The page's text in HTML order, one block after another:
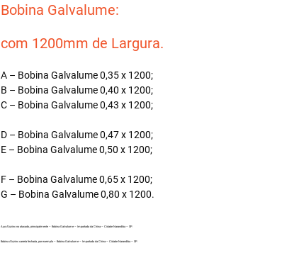
Bobina Galvalume:
com 1200mm de Largura.
A – Bobina Galvalume 0,35 x 1200;
B – Bobina Galvalume 0,40 x 1200;
C – Bobina Galvalume 0,43 x 1200;
D – Bobina Galvalume 0,47 x 1200;
E – Bobina Galvalume 0,50 x 1200;
F – Bobina Galvalume 0,65 x 1200;
G – Bobina Galvalume 0,80 x 1200.
Aço Aluzinc no atacado, principalmente – Bobina Galvalume – Importada da China – Cidade Narandiba – SP.
Bobina Aluzinc carreta fechada, por exemplo – Bobina Galvalume – Importada da China – Cidade Narandiba – SP.